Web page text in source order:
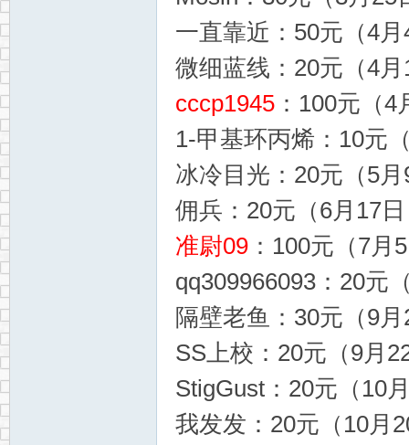
一直靠近：50元（4
微细蓝线：20元（4
cccp1945：100元（4
1-甲基环丙烯：10元
冰冷目光：20元（5
佣兵：20元（6月17
准尉09：100元（7月
qq309966093：20元
隔壁老鱼：30元（9
SS上校：20元（9月
StigGust：20元（10
我发发：20元（10月